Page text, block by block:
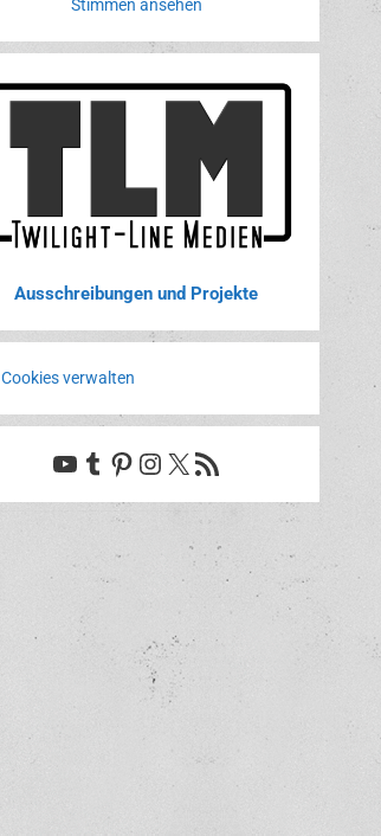
Stimmen ansehen
Ausschreibungen und Projekte
Cookies verwalten
YouTube
Tumblr
Pinterest
Instagram
X RSS-Feed